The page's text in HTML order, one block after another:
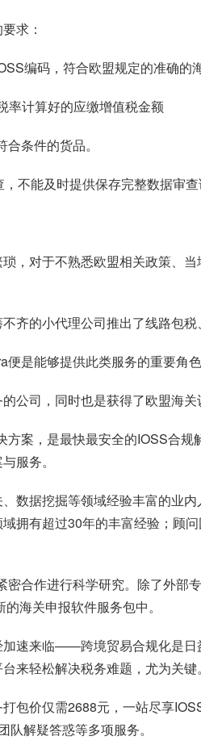
求：
编码，符合欧盟规定的准确的
率计算好的应缴增值税金额
条件的货品。
不能及时提供保存完整数据审查
，对于不熟悉欧盟相关政策、
齐的小代理公司推出了线路包
是能够提供此类服务的重要角色
公司，同时也是获得了欧盟海关
案，是最快最安全的IOSS合
服务。
数据挖掘等领域经验丰富的业
拥有超过30年的丰富经验；顾
合作进行科学研究。除了外
海关申报软件服务包中。
速来临——跨境贸易合规化是
来轻松解决税务难题，尤为关键。
包价仅需2688元，一站尽享
解疑答惑等多项服务。